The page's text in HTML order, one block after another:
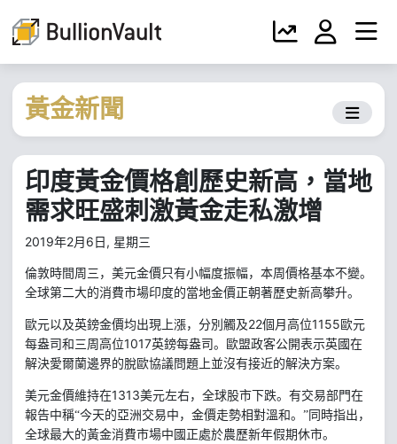
黃金新聞
印度黃金價格創歷史新高，當地
需求旺盛刺激黃金走私激增
2019年2月6日, 星期三
倫敦時間周三，美元金價只有小幅度振幅，本周價格基本不變。
全球第二大的消費市場印度的當地金價正朝著歷史新高攀升。
歐元以及英鎊金價均出現上漲，分別觸及22個月高位1155 歐元
每盎司和三周高位1017英鎊每盎司。歐盟政客公開表示英國在
解決愛爾蘭邊界的脫歐協議問題上並沒有接近的解決方案。
美元金價維持在1313美元左右，全球股市下跌。有交易部門在
報告中稱“今天的亞洲交易中，金價走勢相對溫和。”同時指出，
全球最大的黃金消費市場中國正處於農歷新年假期休市。